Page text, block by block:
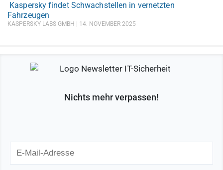
Kaspersky findet Schwachstellen in vernetzten
Fahrzeugen
KASPERSKY LABS GMBH 14. NOVEMBER 2025
Nichts mehr verpassen!